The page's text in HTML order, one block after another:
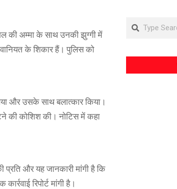
की अम्मा के साथ उनकी झुग्गी में
के शिकार हैं। पुलिस को
और उसके साथ बलात्कार किया।
की कोशिश की। नोटिस में कहा
प्रति और यह जानकारी मांगी है कि
रिपोर्ट मांगी है।
Search